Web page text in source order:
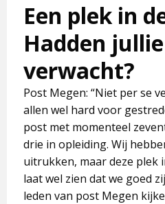
Een plek in
Hadden
verwacht?
Post Megen: “Niet per se
allen wel hard voor
post met momenteel
drie in opleiding. Wij
uitrukken, maar deze plek
laat wel zien dat we goed
leden van post Megen